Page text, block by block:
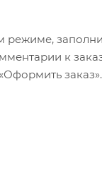
к
заказ».